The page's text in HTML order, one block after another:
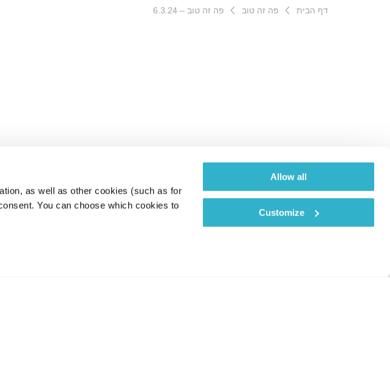
as well as other cookies (such as for
You can choose which cookies to
Allow all
Customize
דף הבית פה זה טוב פה זה טוב – 6.3.24